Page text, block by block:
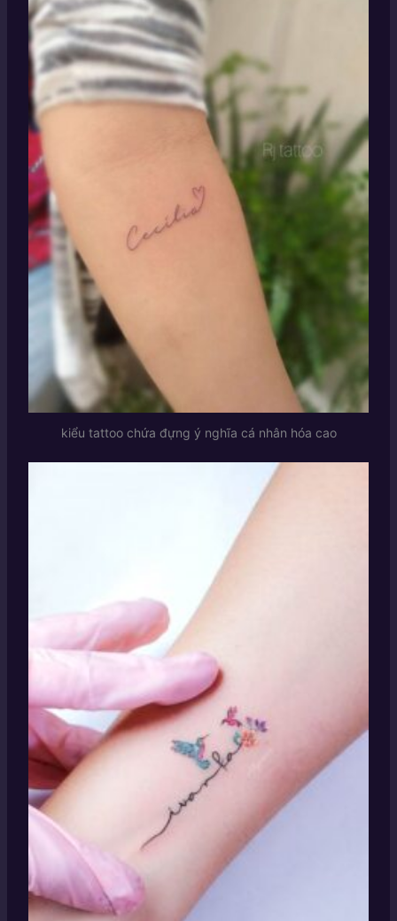
kiểu tattoo chứa đựng ý nghĩa cá nhân hóa cao